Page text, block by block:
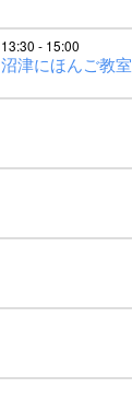
13:30 - 15:00
沼津にほんご教室